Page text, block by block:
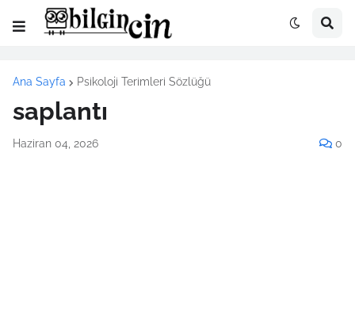
Ana Sayfa Psikoloji Terimleri Sözlüğü
saplantı
Haziran 04, 2026 0